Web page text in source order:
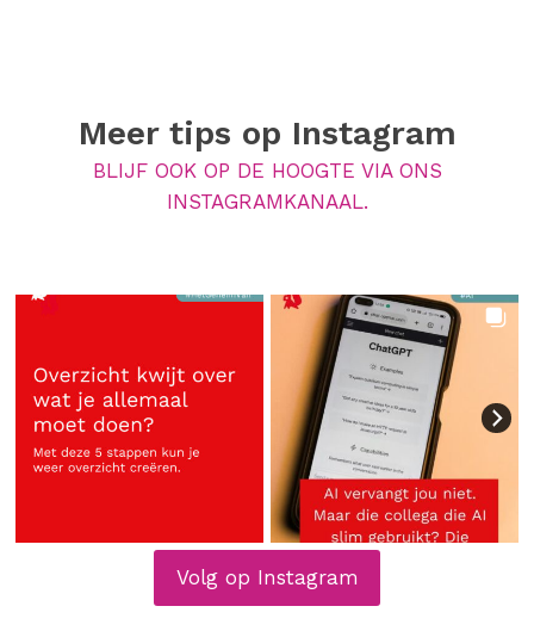
Meer tips op Instagram
BLIJF OOK OP DE HOOGTE VIA ONS
INSTAGRAMKANAAL.
Volg op Instagram